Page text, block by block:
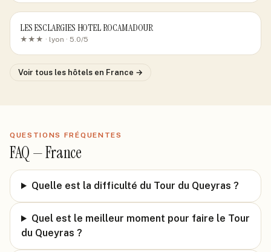
LES ESCLARGIES HOTEL ROCAMADOUR
★★★ · lyon · 5.0/5
Voir tous les hôtels en France →
QUESTIONS FRÉQUENTES
FAQ —France
Quelle est la difficulté du Tour du Queyras ?
Quel est le meilleur moment pour faire le Tour
du Queyras ?